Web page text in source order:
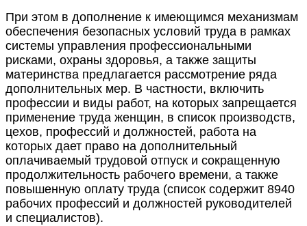
При этом в дополнение к имеющимся механизмам
обеспечения безопасных условий труда в рамках
системы управления профессиональными
рисками, охраны здоровья, а также защиты
материнства предлагается рассмотрение ряда
дополнительных мер. В частности, включить
профессии и виды работ, на которых запрещается
применение труда женщин, в список производств,
цехов, профессий и должностей, работа на
которых дает право на дополнительный
оплачиваемый трудовой отпуск и сокращенную
продолжительность рабочего времени, а также
повышенную оплату труда (список содержит 8940
рабочих профессий и должностей руководителей
и специалистов).